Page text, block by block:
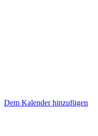
Dem Kalender hinzufügen